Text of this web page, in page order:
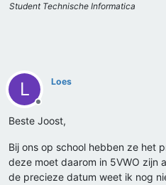
Student Technische Informatica
L
Offline
Loes
Beste Joost,
Bij ons op school hebben ze het
deze moet daarom in 5VWO zijn
de precieze datum weet ik nog